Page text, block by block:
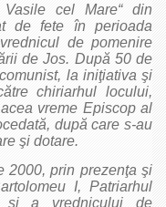
Vasile cel Mare“ din
de fete în perioada
de pomenire
de Jos. După 50 de
la iniţiativa şi
chiriarhul locului,
vreme Episcop al
după care s-au
şi dotare.
2000, prin prezenţa şi
I, Patriarhul
şi a vrednicului de